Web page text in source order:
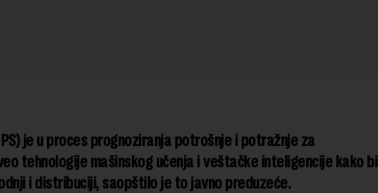
je u proces prognoziranja potrošnje i potražnje za
tehnologije mašinskog učenja i veštačke inteligencije kako bi
i distribuciji, saopštilo je to javno preduzeće.